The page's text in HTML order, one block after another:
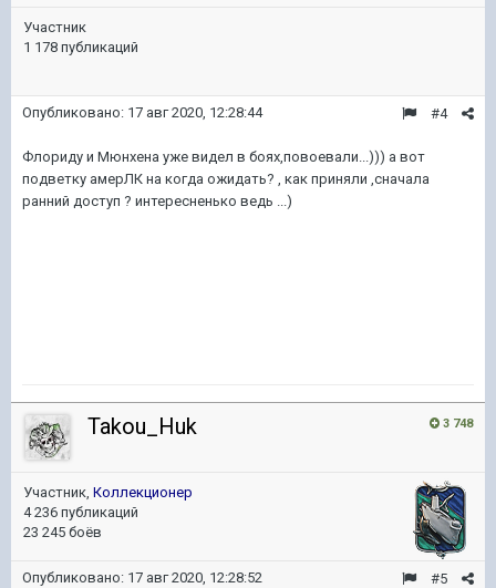
Участник
1 178 публикаций
#4
Опубликовано: 17 авг 2020, 12:28:44
Флориду и Мюнхена уже видел в боях,повоевали...))) а вот
подветку амерЛК на когда ожидать? , как приняли ,сначала
ранний доступ ? интересненько ведь ...)
3 748
Takou_Huk
Участник, Коллекционер
4 236 публикаций
23 245 боёв
#5
Опубликовано: 17 авг 2020, 12:28:52